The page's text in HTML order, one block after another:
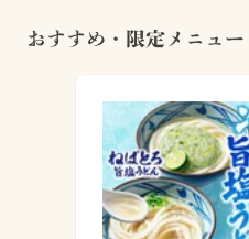
おすすめ・限定メニュー